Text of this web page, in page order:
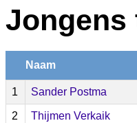
Jongens
Naam
1 Sander Postma
2 Thijmen Verkaik